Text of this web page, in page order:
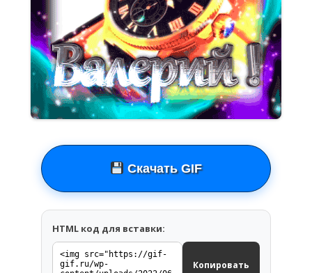
Скачать GIF
HTML код для вставки:
Копировать